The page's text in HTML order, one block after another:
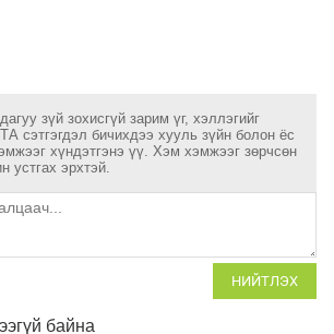
зүй зохисгүй зарим үг, хэллэгийг
сэтгэгдэл бичихдээ хууль зүйн болон ёс
хүндэтгэнэ үү. Хэм хэмжээг зөрчсөн
устгах эрхтэй.
НИЙТЛЭХ
байна